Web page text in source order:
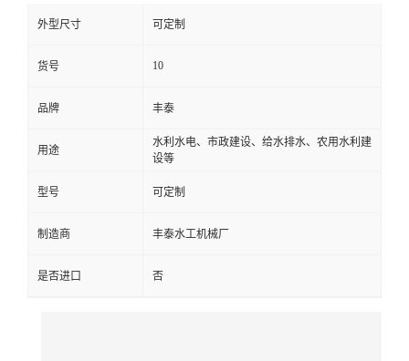
外型尺寸 可定制
货号 10
品牌 丰泰
用途
水利水电、市政建设、给水排水、农用水利建
设等
型号 可定制
制造商 丰泰水工机械厂
是否进口 否